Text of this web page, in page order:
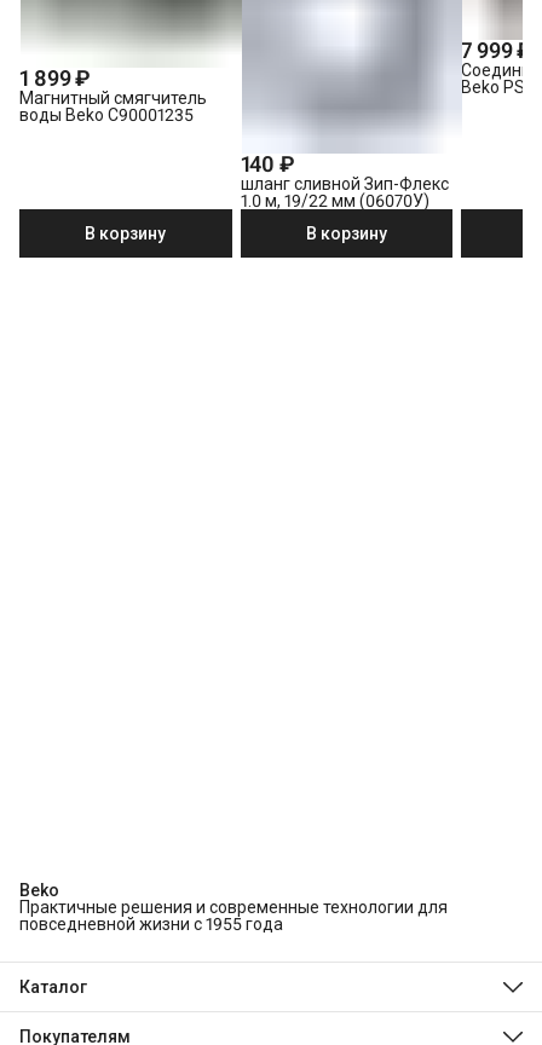
1 899 ₽
Магнитный смягчитель
воды Beko C90001235
В корзину
140 ₽
шланг сливной Зип-Флекс
1.0 м, 19/22 мм (06070У)
В корзину
7 999 ₽
Beko
Beko
Практичные решения и современные технологии для
повседневной жизни с 1955 года
Каталог
Стиральные и сушильные машины
Покупателям